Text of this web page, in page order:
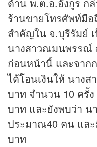
ร้านขายโทรศัพท์มื
สำคัญใน จ.บุรีรัมย์
นางสาวณมนพรรณ์
ก่อนหน้านี้ และจาก
ได้โอนเงินให้ นาง
บาท จำนวน 10 ครั้ง
บาท และยังพบว่า
ประมาณ40 คน แล
บาท